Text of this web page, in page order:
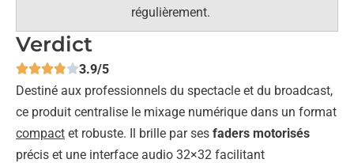
régulièrement.
Verdict
3.9/5
Destiné aux professionnels du spectacle et du broadcast,
ce produit centralise le mixage numérique dans un format
compact et robuste. Il brille par ses faders motorisés
précis et une interface audio 32×32 facilitant